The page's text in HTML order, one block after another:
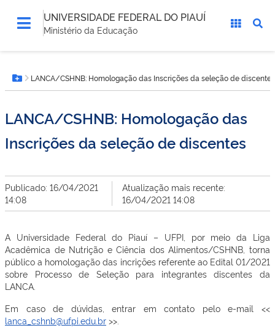
UNIVERSIDADE FEDERAL DO PIAUÍ
Ministério da Educação
está
aqui:Botão Menu
LANCA/CSHNB: Homologação das Inscrições da seleção de discentes
LANCA/CSHNB: Homologação das
Inscrições da seleção de discentes
Publicado: 16/04/2021
14:08
Atualização mais recente:
16/04/2021 14:08
A Universidade Federal do Piauí – UFPI, por meio da Liga
Acadêmica de Nutrição e Ciência dos Alimentos/CSHNB, torna
público a homologação das incrições referente ao Edital 01/2021
sobre Processo de Seleção para integrantes discentes da
LANCA.
Em caso de dúvidas, entrar em contato pelo e-mail <<
lanca_cshnb@ufpi.edu.br >>.